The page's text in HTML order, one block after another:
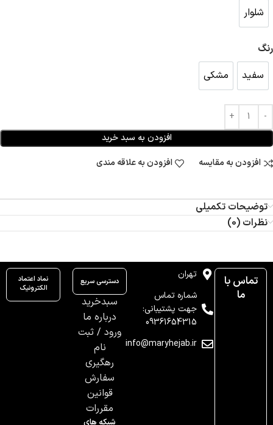
شلوار
شلوار
رنگ
سفید
سفید مشکی
مشکی
افزودن به سبد خرید
افزودن به مقایسه
افزودن به علاقه مندی
توضیحات تکمیلی
نظرات (0)
تماس با
ما
تهران
شماره تماس
جهت پشتیبانی:
09361654315
info@maryhejab.ir
دسترسی سریع
سبدخرید
درباره ما
ورود / ثبت
نام
رهگیری
سفارش
قوانین
مقررات
شبکه های
نماد اعتماد
الکترونیک